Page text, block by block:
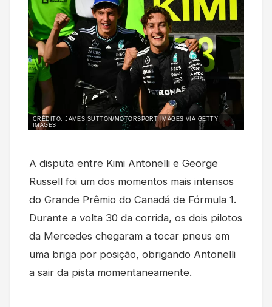
CRÉDITO: JAMES SUTTON/MOTORSPORT IMAGES VIA GETTY
IMAGES
A disputa entre Kimi Antonelli e George
Russell foi um dos momentos mais intensos
do Grande Prêmio do Canadá de Fórmula 1.
Durante a volta 30 da corrida, os dois pilotos
da Mercedes chegaram a tocar pneus em
uma briga por posição, obrigando Antonelli
a sair da pista momentaneamente.